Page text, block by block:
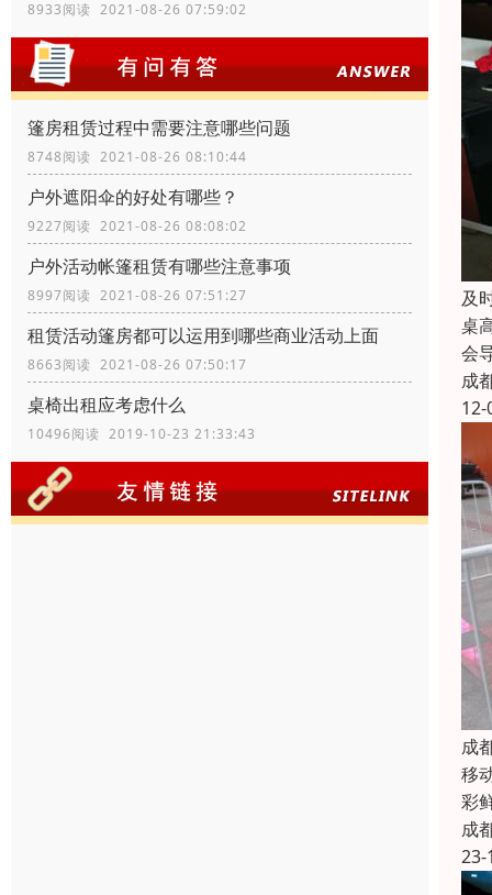
8933阅读 2021-08-26 07:59:02
篷房租赁过程中需要注意哪些问题
8748阅读 2021-08-26 08:10:44
户外遮阳伞的好处有哪些？
9227阅读 2021-08-26 08:08:02
户外活动帐篷租赁有哪些注意事项
8997阅读 2021-08-26 07:51:27
租赁活动篷房都可以运用到哪些商业活动上面
8663阅读 2021-08-26 07:50:17
桌椅出租应考虑什么
10496阅读 2019-10-23 21:33:43
及
桌
会
成
12-
成
移
彩
成
23-